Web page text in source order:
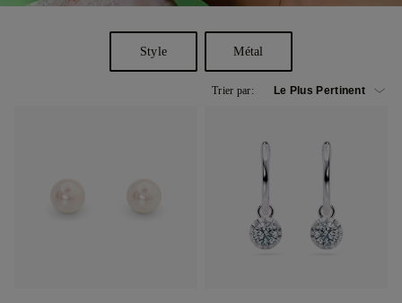
Style Métal
Trier par: